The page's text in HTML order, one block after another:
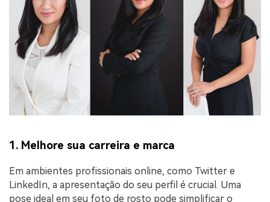
1. Melhore sua carreira e marca
Em ambientes profissionais online, como Twitter e
LinkedIn, a apresentação do seu perfil é crucial. Uma
pose ideal em seu foto de rosto pode simplificar o